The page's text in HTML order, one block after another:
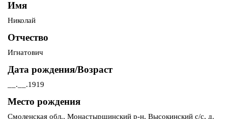
Имя
Николай
Отчество
Игнатович
Дата рождения/Возраст
__.__.1919
Место рождения
Смоленская обл., Монастырщинский р-н, Высокинский с/с, д.